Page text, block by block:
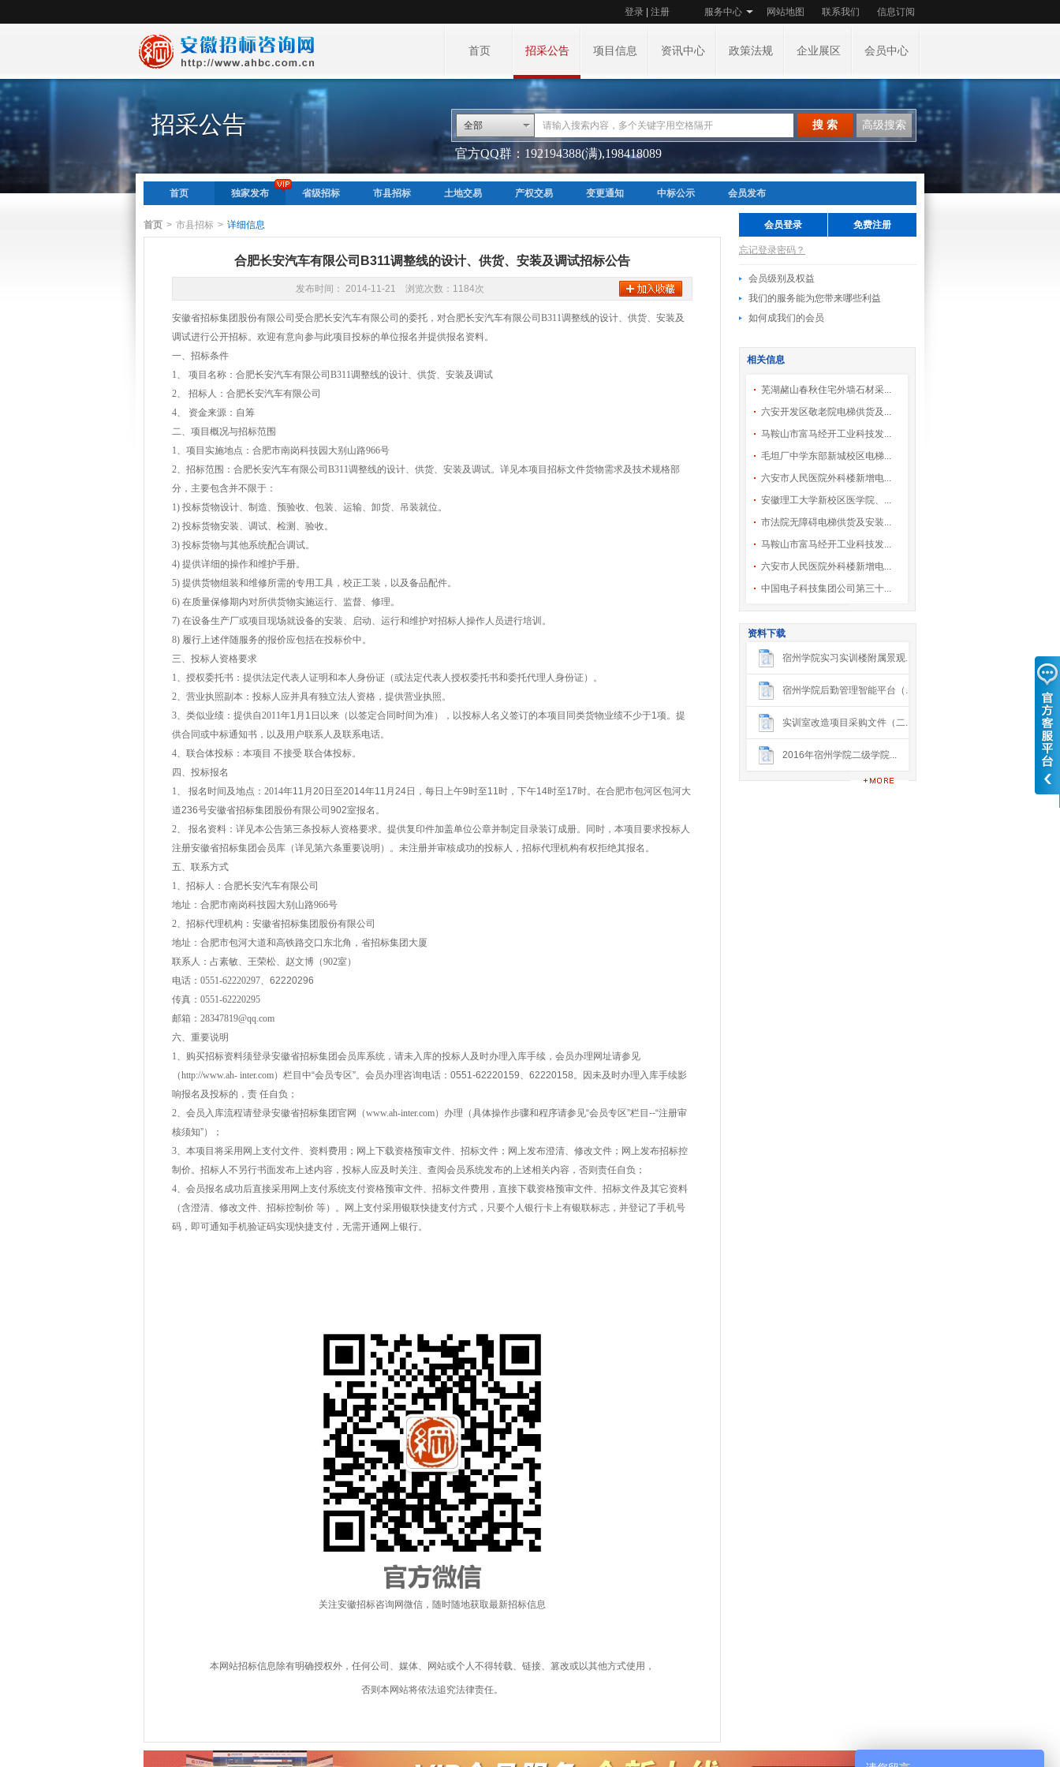
服务中心 网站地图 联系我们 信息订阅
登录 注册
首页 招采公告 项目信息 资讯中心 政策法规 企业展区 会员中心
招采公告 全部 搜 索 高级搜索
官方QQ群：192194388(满),198418089
首页 独家发布 省级招标 市县招标 土地交易 产权交易 变更通知 中标公示 会员发布
首页 > 市县招标 > 详细信息
合肥长安汽车有限公司B311调整线的设计、供货、安装及调试招标公告
发布时间： 2014-11-21 浏览次数：1184次
安徽省招标集团股份有限公司受合肥长安汽车有限公司的委托，对合肥长安汽车有限公司B311调整线的设计、供货、安装及
调试进行公开招标。欢迎有意向参与此项目投标的单位报名并提供报名资料。
一、招标条件
1、 项目名称：合肥长安汽车有限公司B311调整线的设计、供货、安装及调试
2、 招标人：合肥长安汽车有限公司
4、 资金来源：自筹
二、项目概况与招标范围
1、项目实施地点：合肥市南岗科技园大别山路966号
2、招标范围：合肥长安汽车有限公司B311调整线的设计、供货、安装及调试。详见本项目招标文件货物需求及技术规格部
分，主要包含并不限于：
1) 投标货物设计、制造、预验收、包装、运输、卸货、吊装就位。
2) 投标货物安装、调试、检测、验收。
3) 投标货物与其他系统配合调试。
4) 提供详细的操作和维护手册。
5) 提供货物组装和维修所需的专用工具，校正工装，以及备品配件。
6) 在质量保修期内对所供货物实施运行、监督、修理。
7) 在设备生产厂或项目现场就设备的安装、启动、运行和维护对招标人操作人员进行培训。
8) 履行上述伴随服务的报价应包括在投标价中。
三、投标人资格要求
1、授权委托书：提供法定代表人证明和本人身份证（或法定代表人授权委托书和委托代理人身份证）。
2、营业执照副本：投标人应并具有独立法人资格，提供营业执照。
3、类似业绩：提供自2011年1月1日以来（以签定合同时间为准），以投标人名义签订的本项目同类货物业绩不少于1项。提
供合同或中标通知书，以及用户联系人及联系电话。
4、联合体投标：本项目 不接受 联合体投标。
四、投标报名
1、 报名时间及地点：2014年11月20日至2014年11月24日，每日上午9时至11时，下午14时至17时。在合肥市包河区包河大
道236号安徽省招标集团股份有限公司902室报名。
2、 报名资料：详见本公告第三条投标人资格要求。提供复印件加盖单位公章并制定目录装订成册。同时，本项目要求投标人
注册安徽省招标集团会员库（详见第六条重要说明）。未注册并审核成功的投标人，招标代理机构有权拒绝其报名。
五、联系方式
1、招标人：合肥长安汽车有限公司
地址：合肥市南岗科技园大别山路966号
2、招标代理机构：安徽省招标集团股份有限公司
地址：合肥市包河大道和高铁路交口东北角，省招标集团大厦
联系人：占素敏、王荣松、赵文博（902室）
电话：0551-62220297、62220296
传真：0551-62220295
邮箱： 28347819@qq.com
六、重要说明
1、购买招标资料须登录安徽省招标集团会员库系统，请未入库的投标人及时办理入库手续，会员办理网址请参见
（http://www.ah- inter.com）栏目中“会员专区”。会员办理咨询电话：0551-62220159、62220158。因未及时办理入库手续影
响报名及投标的，责 任自负；
2、会员入库流程请登录安徽省招标集团官网（www.ah-inter.com）办理（具体操作步骤和程序请参见“会员专区”栏目--“注册审
核须知”）；
3、本项目将采用网上支付文件、资料费用；网上下载资格预审文件、招标文件；网上发布澄清、修改文件；网上发布招标控
制价。招标人不另行书面发布上述内容，投标人应及时关注、查阅会员系统发布的上述相关内容，否则责任自负；
4、会员报名成功后直接采用网上支付系统支付资格预审文件、招标文件费用，直接下载资格预审文件、招标文件及其它资料
（含澄清、修改文件、招标控制价 等）。网上支付采用银联快捷支付方式，只要个人银行卡上有银联标志，并登记了手机号
码，即可通知手机验证码实现快捷支付，无需开通网上银行。
关注安徽招标咨询网微信，随时随地获取最新招标信息
本网站招标信息除有明确授权外，任何公司、媒体、网站或个人不得转载、链接、篡改或以其他方式使用，
否则本网站将依法追究法律责任。
会员登录 免费注册
忘记登录密码？
会员级别及权益
我们的服务能为您带来哪些利益
如何成我们的会员
相关信息
芜湖赭山春秋住宅外墙石材采...
六安开发区敬老院电梯供货及...
马鞍山市富马经开工业科技发...
毛坦厂中学东部新城校区电梯...
六安市人民医院外科楼新增电...
安徽理工大学新校区医学院、...
市法院无障碍电梯供货及安装...
马鞍山市富马经开工业科技发...
六安市人民医院外科楼新增电...
中国电子科技集团公司第三十...
资料下载
宿州学院实习实训楼附属景观...
宿州学院后勤管理智能平台（...
实训室改造项目采购文件（二...
2016年宿州学院二级学院...